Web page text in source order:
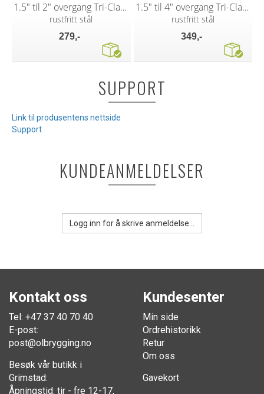
1.5" til 2" overgang Tri-Clamp
rustfritt stål
279,-
1.5" til 4" overgang Tri-Clamp
rustfritt stål
349,-
SUPPORT
Link til produsentens nettside
Support
KUNDEANMELDELSER
Logg inn for å skrive anmeldelse...
Kontakt oss
Tel: +47 37 40 70 40
E-post:
post@olbrygging.no
Besøk vår butikk i
Grimstad:
Åpningstid: tir - fre 12-17,
Kundesenter
Min side
Ordrehistorikk
Retur
Om oss
Gavekort